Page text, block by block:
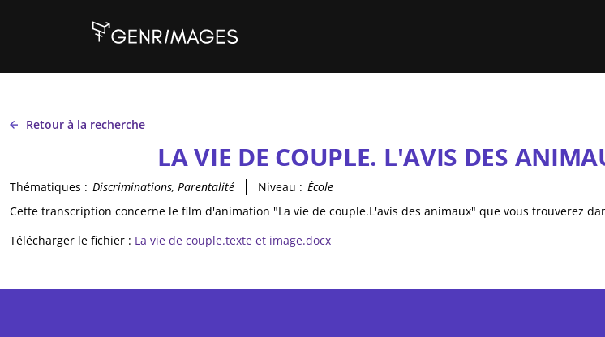
Retour à la recherche
LA VIE DE COUPLE. L'AVIS DES
Thématiques : Discriminations, Parentalité Niveau : École
Cette transcription concerne le film d'animation "La vie de couple.L'avis des animaux" que vous trouverez
Télécharger le fichier : La vie de couple.texte et image.docx